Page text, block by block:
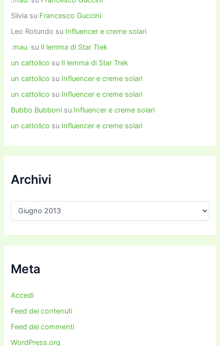
Silvia su Francesco Guccini
Leo Rotundo su Influencer e creme solari
.mau. su Il lemma di Star Trek
un cattolico su Il lemma di Star Trek
un cattolico su Influencer e creme solari
un cattolico su Influencer e creme solari
Bubbo Bubboni su Influencer e creme solari
un cattolico su Influencer e creme solari
Archivi
h
i
iMeta
Accedi
Feed dei contenuti
Feed dei commenti
WordPress.org